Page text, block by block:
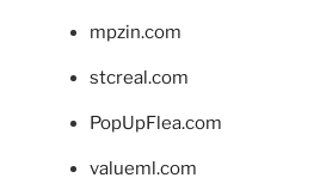
mpzin.com
stcreal.com
PopUpFlea.com
valueml.com